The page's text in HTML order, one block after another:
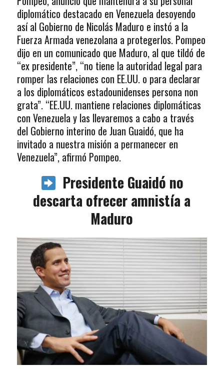
diplomático destacado en Venezuela desoyendo
así al Gobierno de Nicolás Maduro e instó a la
Fuerza Armada venezolana a protegerlos. Pompeo
dijo en un comunicado que Maduro, al que tildó de
“ex presidente”, “no tiene la autoridad legal para
romper las relaciones con EE.UU. o para declarar
a los diplomáticos estadounidenses persona non
grata”. “EE.UU. mantiene relaciones diplomáticas
con Venezuela y las llevaremos a cabo a través
del Gobierno interino de Juan Guaidó, que ha
invitado a nuestra misión a permanecer en
Venezuela”, afirmó Pompeo.
Presidente Guaidó no
descarta ofrecer amnistía a
Maduro